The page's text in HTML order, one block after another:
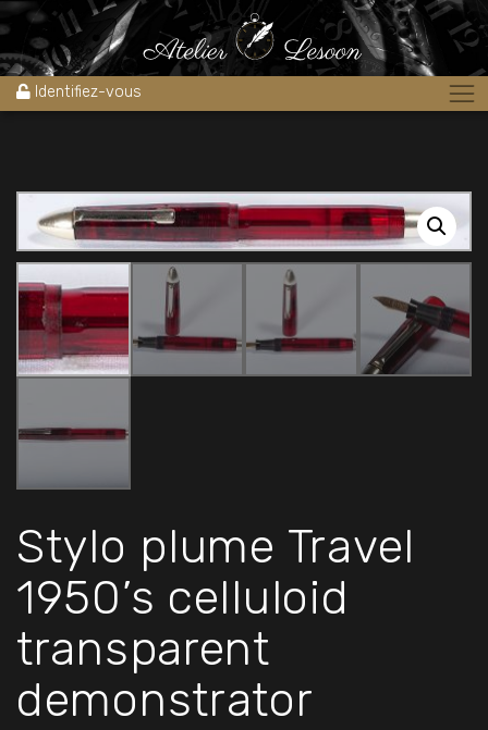
Identifiez-vous
Accueil » Boutique Stylos » Stylo plume Travel 1950’s celluloid
transparent demonstrator
Stylo plume Travel
1950’s celluloid
transparent
demonstrator